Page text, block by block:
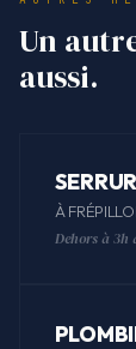
Un
aussi.
À
Dehors à 3h